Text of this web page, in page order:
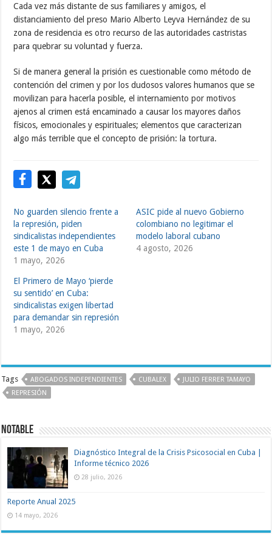
Cada vez más distante de sus familiares y amigos, el
distanciamiento del preso Mario Alberto Leyva Hernández de su
zona de residencia es otro recurso de las autoridades castristas
para quebrar su voluntad y fuerza.
Si de manera general la prisión es cuestionable como método de
contención del crimen y por los dudosos valores humanos que se
movilizan para hacerla posible, el internamiento por motivos
ajenos al crimen está encaminado a causar los mayores daños
físicos, emocionales y espirituales; elementos que caracterizan
algo más terrible que el concepto de prisión: la tortura.
No guarden silencio frente a
la represión, piden
sindicalistas independientes
este 1 de mayo en Cuba
1 mayo, 2026
ASIC pide al nuevo Gobierno
colombiano no legitimar el
modelo laboral cubano
4 agosto, 2026
El Primero de Mayo ‘pierde
su sentido’ en Cuba:
sindicalistas exigen libertad
para demandar sin represión
1 mayo, 2026
Tags ABOGADOS INDEPENDIENTES CUBALEX
JULIO FERRER TAMAYO
REPRESIÓN
Notable
Diagnóstico Integral de la Crisis Psicosocial en Cuba |
Informe técnico 2026
28 julio, 2026
Reporte Anual 2025
14 mayo, 2026